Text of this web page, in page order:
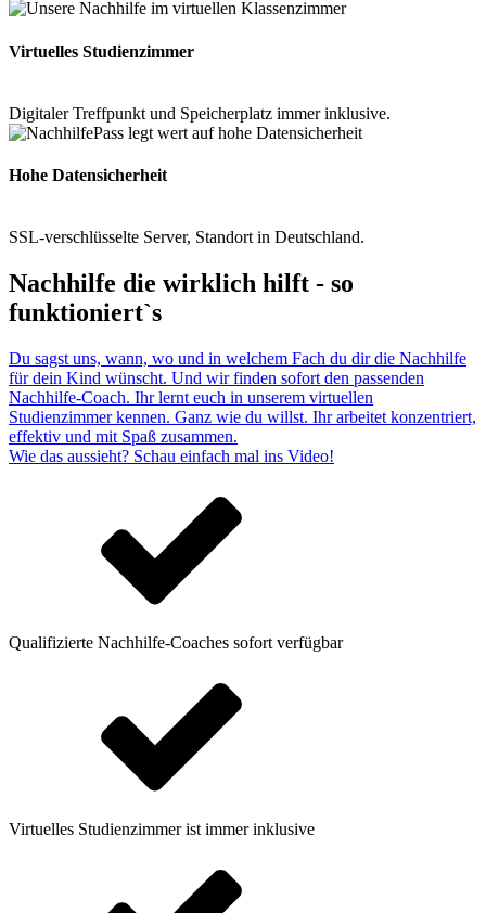
Virtuelles Studienzimmer
Digitaler Treffpunkt und Speicherplatz immer inklusive.
Hohe Datensicherheit
SSL-verschlüsselte Server, Standort in Deutschland.
Nachhilfe die wirklich hilft - so
funktioniert`s
Du sagst uns, wann, wo und in welchem Fach du dir die Nachhilfe
für dein Kind wünscht. Und wir finden sofort den passenden
Nachhilfe-Coach. Ihr lernt euch in unserem virtuellen
Studienzimmer kennen. Ganz wie du willst. Ihr arbeitet konzentriert,
effektiv und mit Spaß zusammen.
Wie das aussieht? Schau einfach mal ins Video!
Qualifizierte Nachhilfe-Coaches sofort verfügbar
Virtuelles Studienzimmer ist immer inklusive